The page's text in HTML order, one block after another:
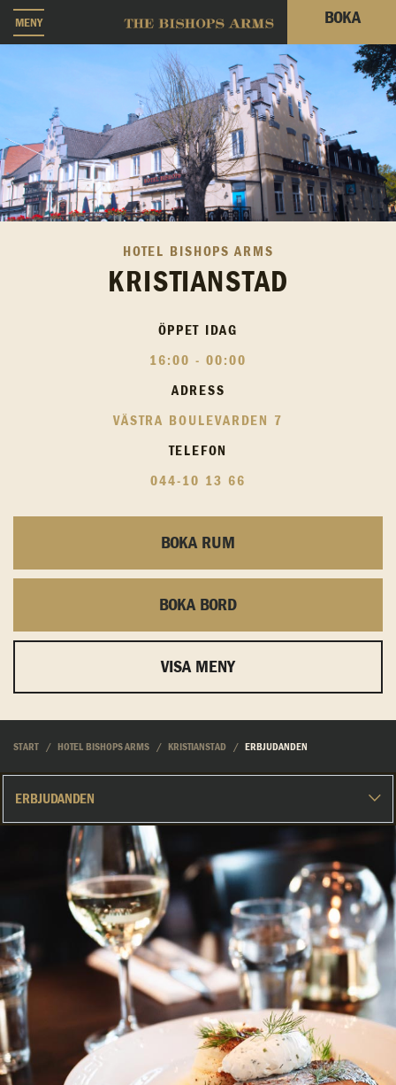
MENY BOKA
HOTEL BISHOPS ARMS
KRISTIANSTAD
ÖPPET IDAG
16:00 - 00:00
ADRESS
VÄSTRA BOULEVARDEN 7
TELEFON
044-10 13 66
BOKA RUM
BOKA BORD
VISA MENY
START HOTEL BISHOPS ARMS KRISTIANSTAD ERBJUDANDEN